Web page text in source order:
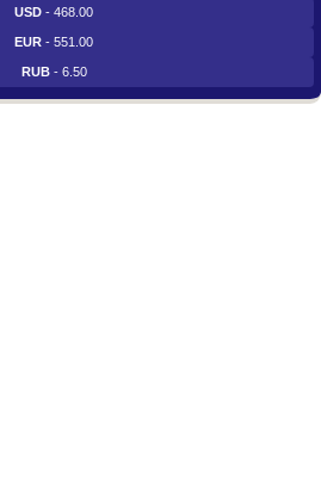
USD - 468.00
EUR - 551.00
RUB- 6.50